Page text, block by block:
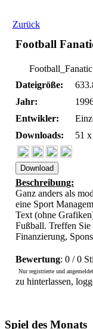
Zurück
Football
Dateigröße:
Jahr:
Entwikler:
Downloads:
51 x
Download
Beschreibung:
Ganz anders als
eine Sport
Text (ohne
Fußball. Treffen Sie
Finanzierung,
Bewertung: 0 / 0
Nur registrierte und
zu hinterlassen,
Spiel des Monats